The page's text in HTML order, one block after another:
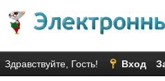
Здравствуйте, Гость! Вход